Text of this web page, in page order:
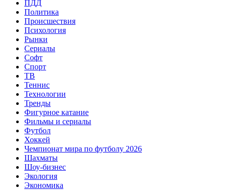
ПДД
Политика
Происшествия
Психология
Рынки
Сериалы
Софт
Спорт
ТВ
Теннис
Технологии
Тренды
Фигурное катание
Фильмы и сериалы
Футбол
Хоккей
Чемпионат мира по футболу 2026
Шахматы
Шоу-бизнес
Экология
Экономика